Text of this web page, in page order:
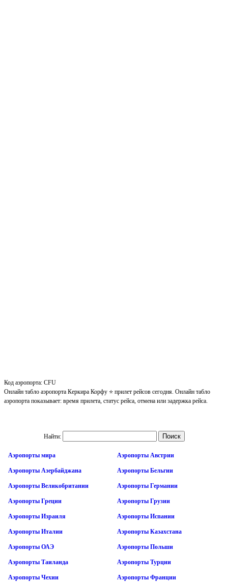
Код аэропорта: CFU
Онлайн табло аэропорта Керкира Корфу ⭐ прилет рейсов сегодня. Онлайн табло
аэропорта показывает: время прилета, статус рейса, отмена или задержка рейса.
Найти:
Аэропорты мира Аэропорты Австрии
Аэропорты Азербайджана Аэропорты Бельгии
Аэропорты Великобритании Аэропорты Германии
Аэропорты Греции Аэропорты Грузии
Аэропорты Израиля Аэропорты Испании
Аэропорты Италии Аэропорты Казахстана
Аэропорты ОАЭ Аэропорты Польши
Аэропорты Таиланда Аэропорты Турции
Аэропорты Чехии Аэропорты Франции